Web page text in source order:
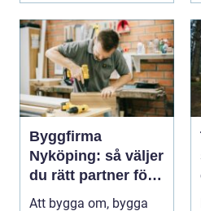
Byggfirma
Nyköping: så väljer
du rätt partner för
ditt projekt
Att bygga om, bygga